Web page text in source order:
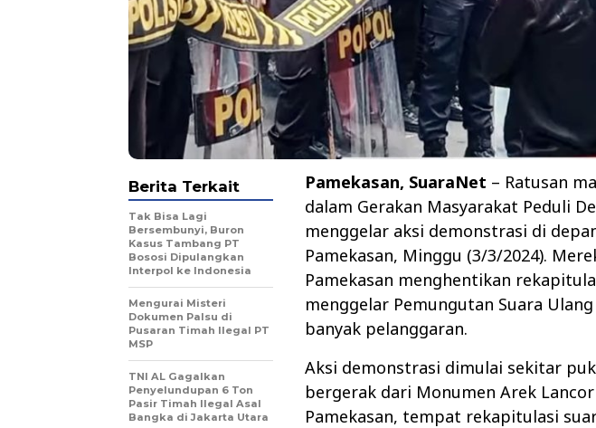
Pamekasan, SuaraNet – Ratusan
dalam Gerakan Masyarakat Peduli
menggelar aksi demonstrasi di
Pamekasan, Minggu (3/3/2024).
Pamekasan menghentikan
menggelar Pemungutan Suara
banyak pelanggaran.
Aksi demonstrasi dimulai sekitar
bergerak dari Monumen Arek
Pamekasan, tempat rekapitulasi
Berita Terkait
Tak Bisa Lagi
Bersembunyi, Buron
Kasus Tambang PT
Bososi Dipulangkan
Interpol ke Indonesia
Mengurai Misteri
Dokumen Palsu di
Pusaran Timah Ilegal PT
MSP
TNI AL Gagalkan
Penyelundupan 6 Ton
Pasir Timah Ilegal Asal
Bangka di Jakarta Utara